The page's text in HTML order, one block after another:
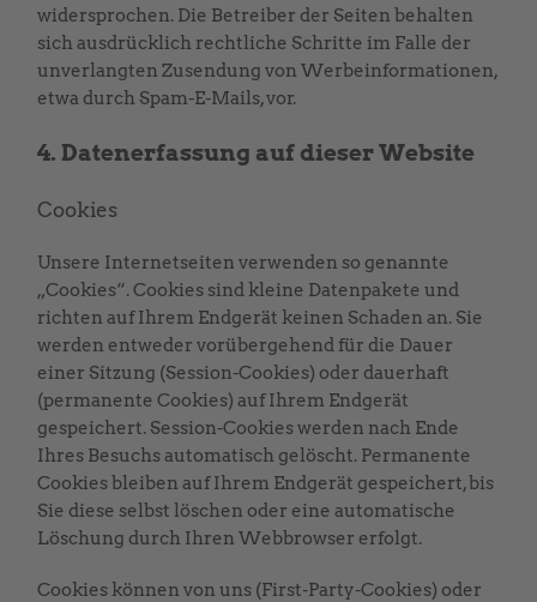
widersprochen. Die Betreiber der Seiten behalten
sich ausdrücklich rechtliche Schritte im Falle der
unverlangten Zusendung von Werbeinformationen,
etwa durch Spam-E-Mails, vor.
4. Datenerfassung auf dieser Website
Cookies
Unsere Internetseiten verwenden so genannte
„Cookies“. Cookies sind kleine Datenpakete und
richten auf Ihrem Endgerät keinen Schaden an. Sie
werden entweder vorübergehend für die Dauer
einer Sitzung (Session-Cookies) oder dauerhaft
(permanente Cookies) auf Ihrem Endgerät
gespeichert. Session-Cookies werden nach Ende
Ihres Besuchs automatisch gelöscht. Permanente
Cookies bleiben auf Ihrem Endgerät gespeichert, bis
Sie diese selbst löschen oder eine automatische
Löschung durch Ihren Webbrowser erfolgt.
Cookies können von uns (First-Party-Cookies) oder